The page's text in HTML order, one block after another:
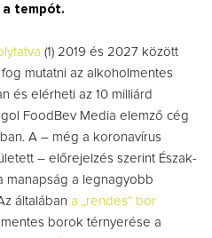
tempót.
(1) 2019 és 2027 között
mutatni az alkoholmentes
és elérheti az 10 milliárd
FoodBev Media elemző cég
A – még a koronavírus
– előrejelzés szerint Észak-
manapság a legnagyobb
általában a „rendes” bor
borok térnyerése a